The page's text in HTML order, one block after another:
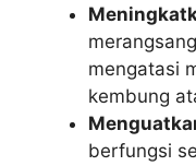
mengatasi
kembung
berfungsi